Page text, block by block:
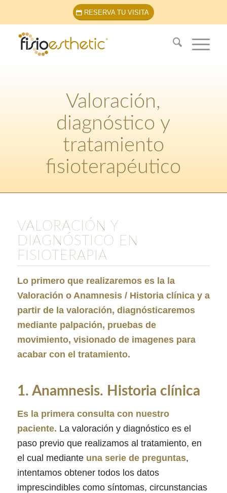
RESERVA TU VISITA
Valoración,
diagnóstico y
tratamiento
fisioterapéutico
VALORACIÓN Y
DIAGNÓSTICO EN
FISIOTERAPIA
Lo primero que realizaremos es la la
Valoración o Anamnesis / Historia clínica y a
partir de la valoración, diagnósticaremos
mediante palpación, pruebas de
movimiento, visionado de imagenes para
acabar con el tratamiento.
1. Anamnesis. Historia clínica
Es la primera consulta con nuestro
paciente. La valoración y diagnóstico es el
paso previo que realizamos al tratamiento, en
el cual mediante una serie de preguntas,
intentamos obtener todos los datos
imprescindibles como síntomas, circunstancias